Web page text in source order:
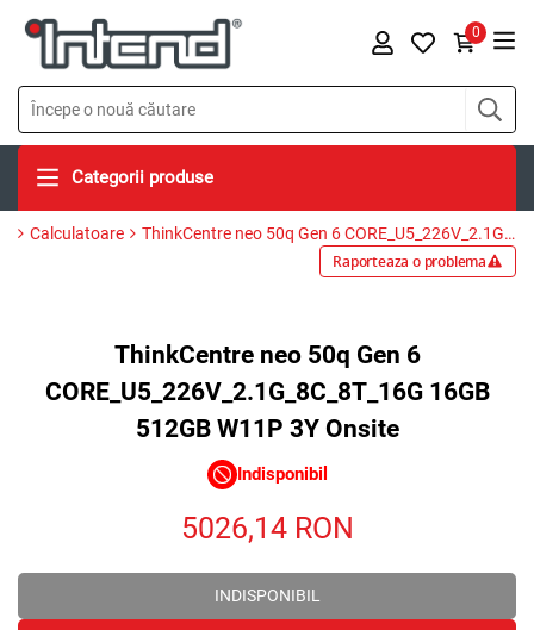
0
Categorii produse
Calculatoare ThinkCentre neo 50q Gen 6 CORE_U5_226V_2.1G_8C_8T_16G 16GB 512GB W11P 3Y Onsite
Raporteaza o problema
ThinkCentre neo 50q Gen 6
CORE_U5_226V_2.1G_8C_8T_16G 16GB
512GB W11P 3Y Onsite
Indisponibil
5026,14 RON
INDISPONIBIL